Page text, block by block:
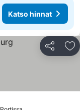
Katso hinnat
Jaa